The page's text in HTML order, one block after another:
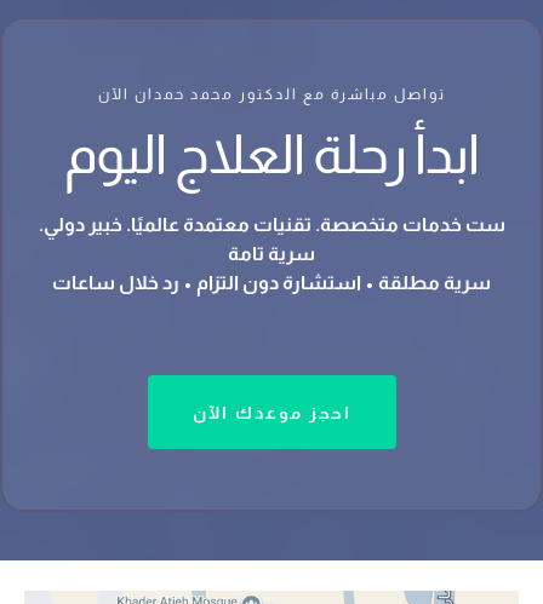
تواصل مباشرة مع الدكتور محمد حمدان الآن
ابدأ رحلة العلاج اليوم
ست خدمات متخصصة. تقنيات معتمدة عالميًا. خبير دولي.
سرية تامة
سرية مطلقة • استشارة دون التزام • رد خلال ساعات
احجز موعدك الآن